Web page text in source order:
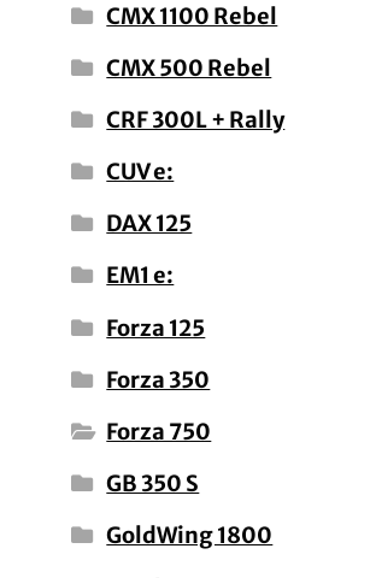
CMX 1100 Rebel
CMX 500 Rebel
CRF 300L + Rally
CUV e:
DAX 125
EM1 e:
Forza 125
Forza 350
Forza 750
GB 350 S
GoldWing 1800